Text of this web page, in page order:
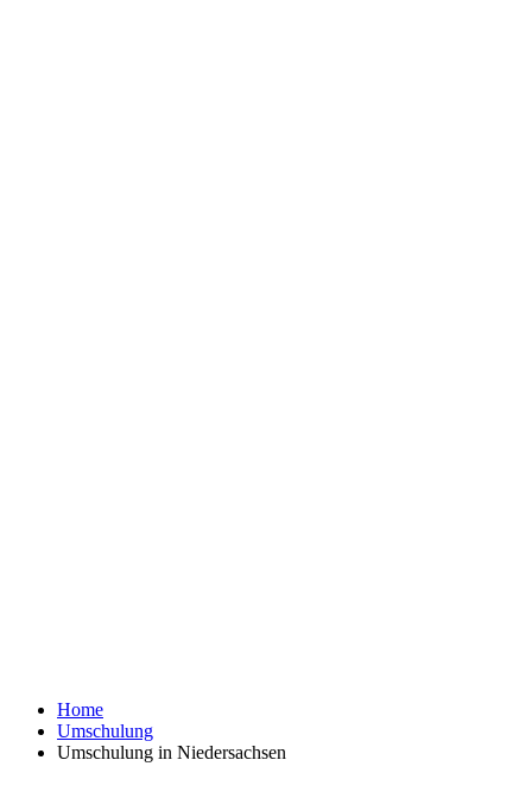
Home
Umschulung
Umschulung in Niedersachsen